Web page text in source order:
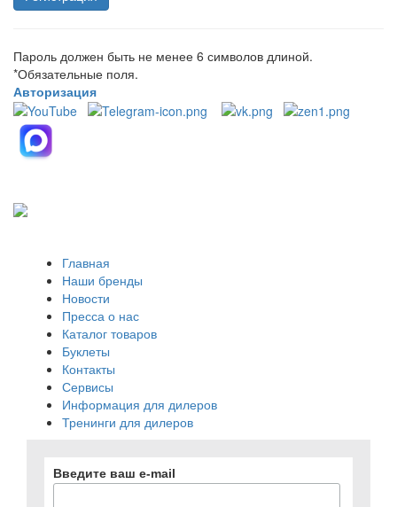
Пароль должен быть не менее 6 символов длиной.
*Обязательные поля.
Авторизация
Главная
Наши бренды
Новости
Пресса о нас
Каталог товаров
Буклеты
Контакты
Сервисы
Информация для дилеров
Тренинги для дилеров
Введите ваш e-mail